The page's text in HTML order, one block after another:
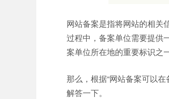
网站备案是指将网站的相关
过程中，备案单位需要提供
案单位所在地的重要标识之一
那么，根据“网站备案可以
解答一下。